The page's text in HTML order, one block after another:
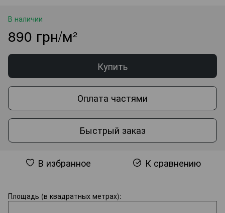
В наличии
890 грн/м²
Купить
Оплата частями
Быстрый заказ
В избранное К сравнению
Площадь (в квадратных метрах):